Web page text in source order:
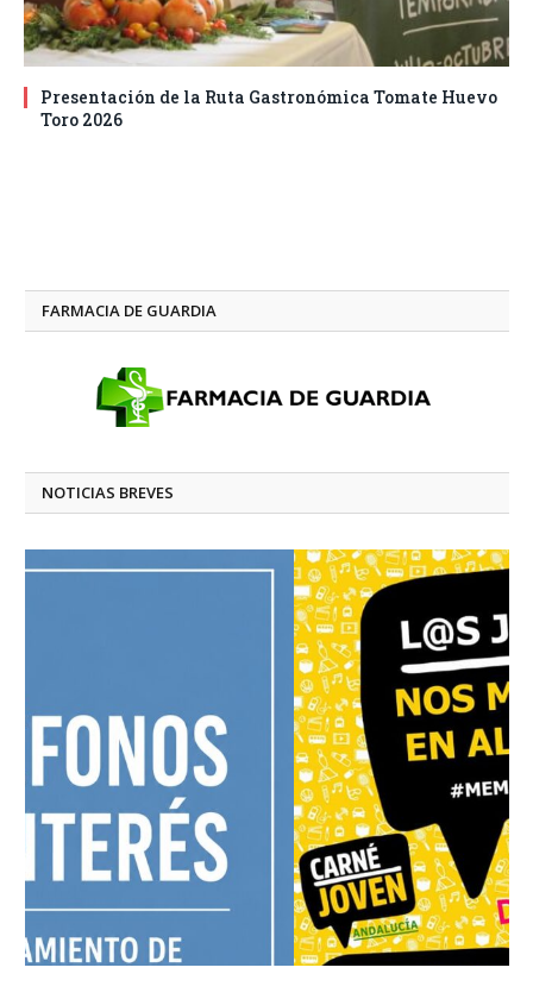
Presentación de la Ruta Gastronómica Tomate Huevo
Toro 2026
FARMACIA DE GUARDIA
NOTICIAS BREVES